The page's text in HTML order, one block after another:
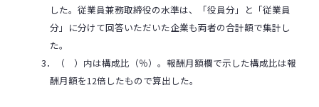
した。従業員兼務取締役の水準は、「役員分」と「従業員
分」に分けて回答いただいた企業も両者の合計額で集計し
た。
3．（ ）内は構成比（％）。報酬月額欄で示した構成比は報
酬月額を12倍したもので算出した。